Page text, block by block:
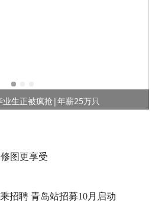
业生正被疯抢|年薪25万只
图更享受
招聘 青岛站招募10月启动